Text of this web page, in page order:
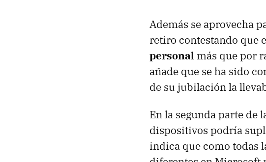
Además se aprovecha
retiro contestando que
personal más que por
añade que se ha sido
de su jubilación la
En la segunda parte de
dispositivos podría
indica que como todas